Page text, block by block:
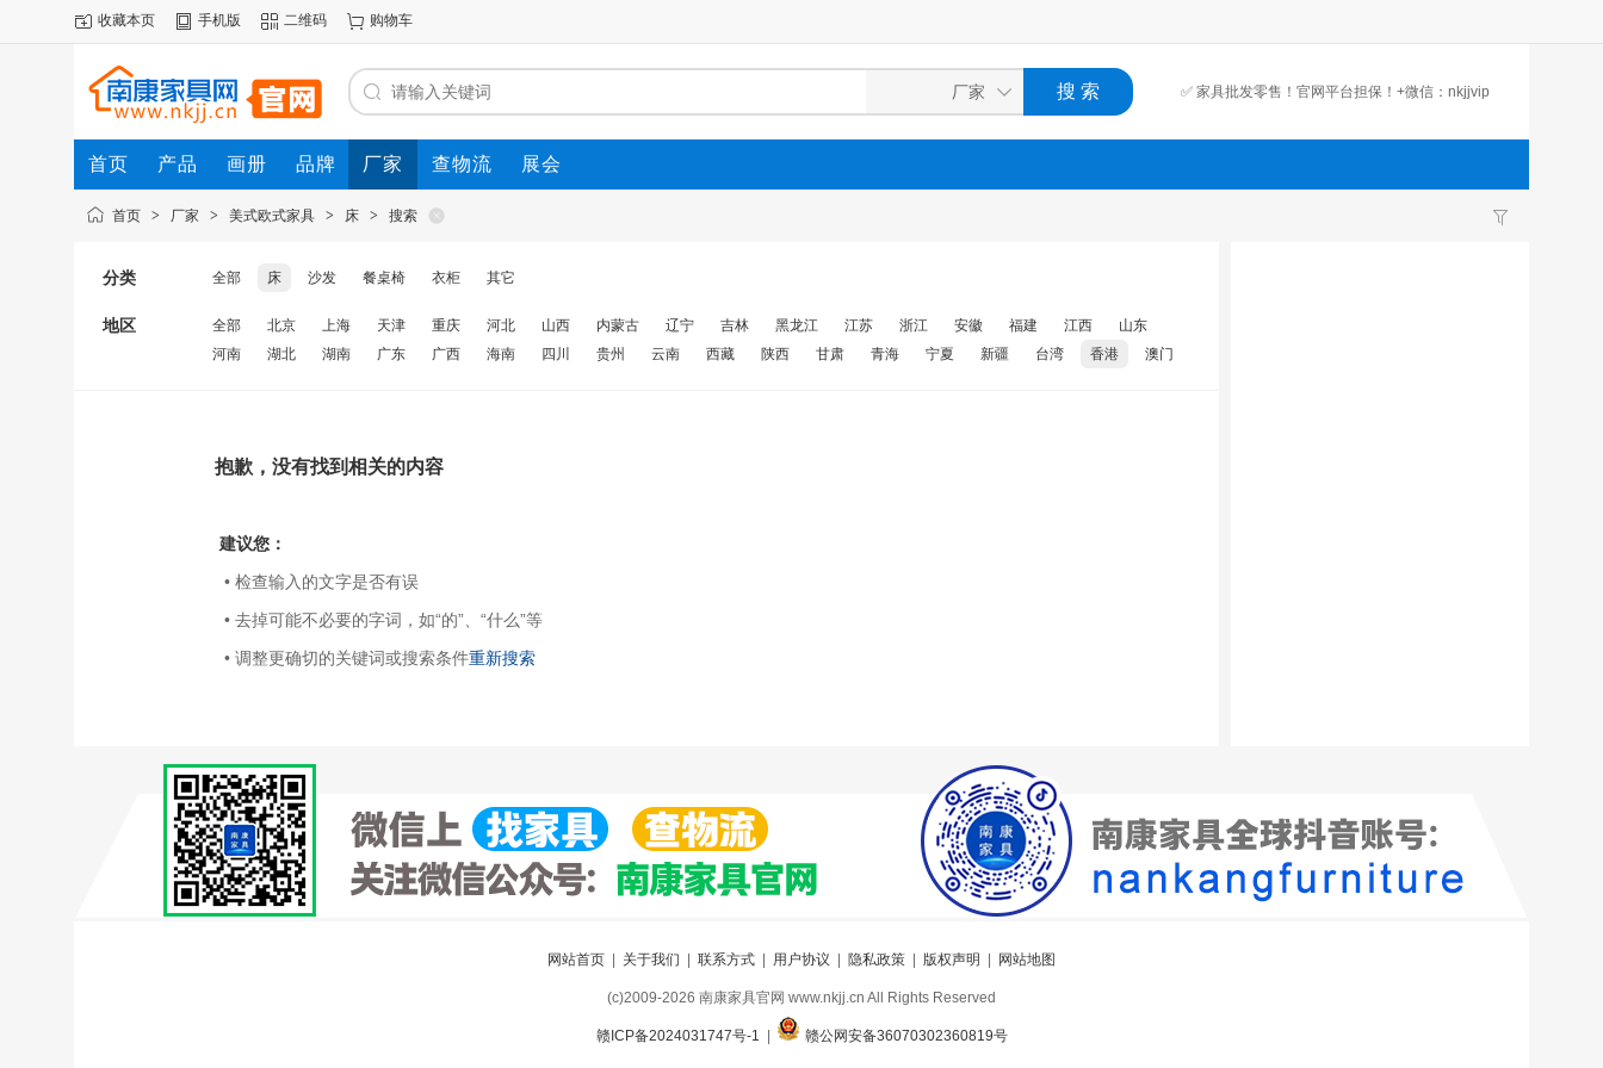
收藏本页 手机版 二维码 购物车
✅ 家具批发零售！官网平台担保！+微信：nkjjvip
首页 产品 画册 品牌 厂家 查物流 展会
首页 > 厂家 > 美式欧式家具 > 床 > 搜索
分类 全部 床 沙发 餐桌椅 衣柜 其它
地区 全部 北京 上海 天津 重庆 河北 山西 内蒙古 辽宁 吉林 黑龙江 江苏 浙江 安徽 福建 江西
山东
河南
湖北 湖南 广东 广西 海南 四川 贵州 云南 西藏 陕西 甘肃 青海 宁夏 新疆 台湾 香港 澳门
抱歉，没有找到相关的内容
建议您：
• 检查输入的文字是否有误
• 去掉可能不必要的字词，如“的”、“什么”等
• 调整更确切的关键词或搜索条件重新搜索
网站首页 关于我们 联系方式 用户协议 隐私政策 版权声明 网站地图
(c)2009-2026 南康家具官网 www.nkjj.cn All Rights Reserved
赣ICP备2024031747号-1 赣公网安备36070302360819号